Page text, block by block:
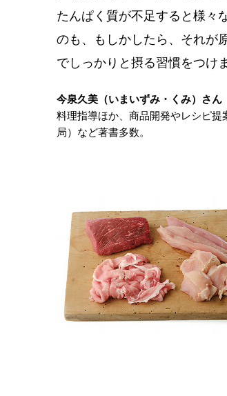
たんぱく質が不足すると様々
のも、もしかしたら、それが
でしっかりと摂る習慣をつけ
今泉久美（いまいずみ・くみ）さん
料理指導ほか、商品開発やレシピ
局）など著書多数。